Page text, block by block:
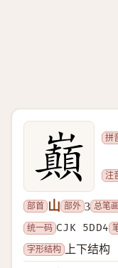
拼
注
部首 山 部外 3 总笔画
统一码 CJK 5DD4
字形结构
上下结构